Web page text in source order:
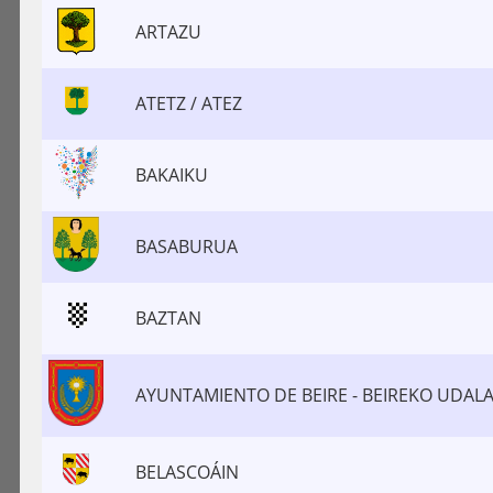
ARTAZU
ATETZ / ATEZ
BAKAIKU
BASABURUA
BAZTAN
AYUNTAMIENTO DE BEIRE - BEIREKO UDALA
BELASCOÁIN